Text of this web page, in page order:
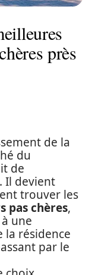
près
de la
du
de
Il devient
trouver les
pas chères,
une
la résidence
par le